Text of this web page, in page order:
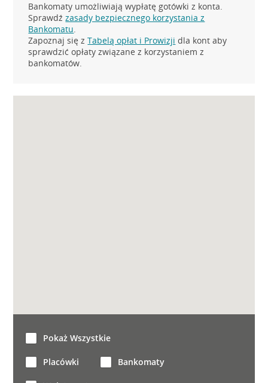
Bankomaty umożliwiają wypłatę gotówki z konta.
Sprawdźzasady bezpiecznego korzystania z
Bankomatu.
Zapoznaj się zTabelą opłat i Prowizji dla kont aby
sprawdzić opłaty związane z korzystaniem z
bankomatów.
Pokaż Wszystkie
Placówki Bankomaty